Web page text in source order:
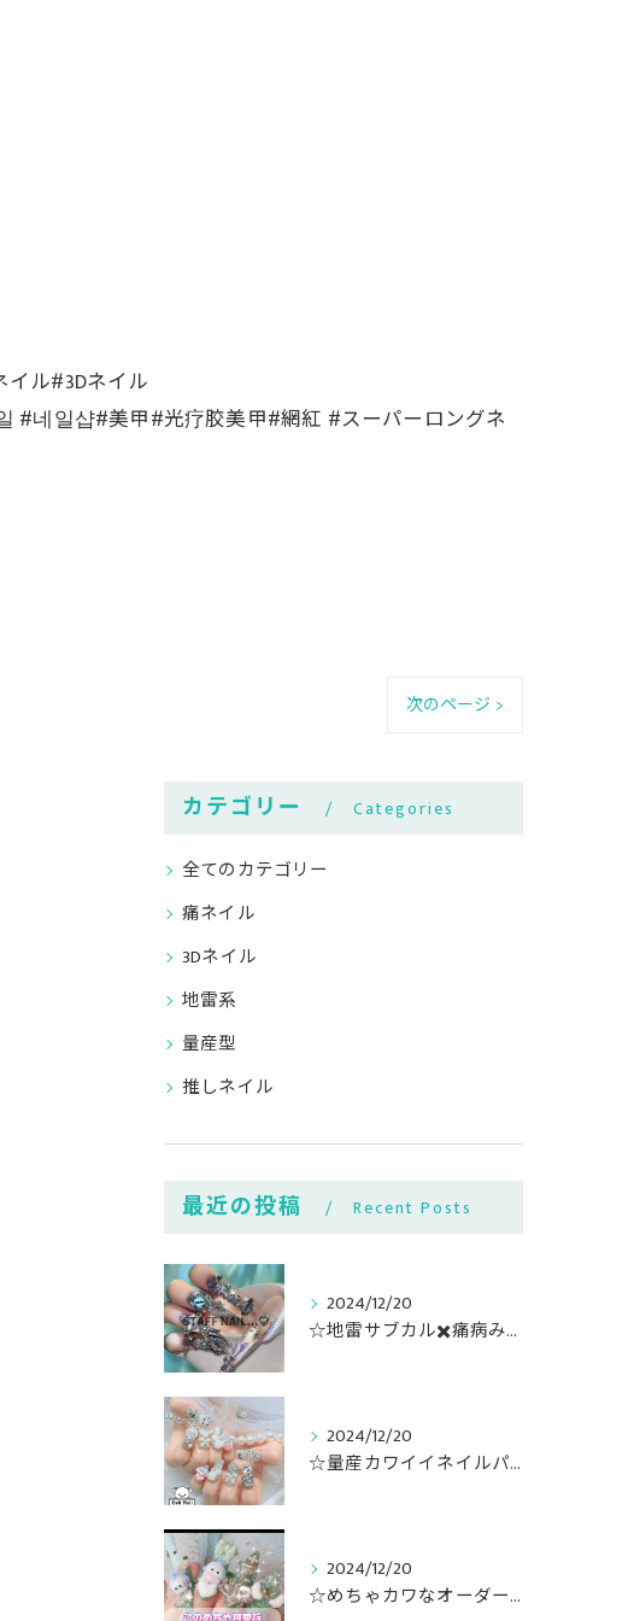
ネイル
#네일샵#美甲#光疗胶美甲#網紅 #スーパーロングネ
次のページ >
カテゴリー Categories
全てのカテゴリー
痛ネイル
3Dネイル
地雷系
量産型
推しネイル
最近の投稿 Recent Posts
2024/12/20
☆地雷サブカル✖️痛病みキャラ盛りネイル☆
2024/12/20
☆量産カワイイネイルパーツゴテ盛り☆
2024/12/20
☆めちゃカワなオーダー3D作成している適当ネイリスト☆